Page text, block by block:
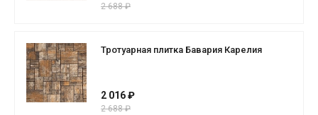
2 688 ₽
Тротуарная плитка Бавария Карелия
2 016 ₽
2 688 ₽